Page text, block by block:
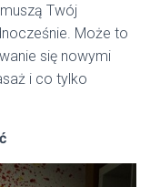
Twój
Może to
się nowymi
i co tylko